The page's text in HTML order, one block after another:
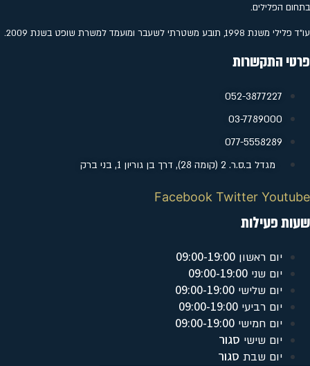
בתחום הפלילים.
עו"ד פלילי משנת 1998, תובע משטרתי לשעבר ומועמד למשרת שופט בשנת 2009.
פרטי התקשרות
052-3877227
‭03-7789000
077-5558289
מגדל ב.ס.ר. 2 (קומה 28), דרך בן גוריון 1, בני ברק
Facebook Twitter Youtube
שעות פעילות
יום ראשון 09:00-19:00
יום שני 09:00-19:00
יום שלישי 09:00-19:00
יום רביעי 09:00-19:00
יום חמישי 09:00-19:00
יום שישי סגור
יום שבת סגור